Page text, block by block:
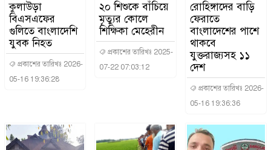
কুলাউড়া
বিএসএফের
গুলিতে বাংলাদেশি
যুবক নিহত
প্রকাশের তারিখঃ 2026-
05-16 19:36:28
২০ শিশুকে বাঁচিয়ে
মৃত্যুর কোলে
শিক্ষিকা মেহেরীন
প্রকাশের তারিখঃ 2025-
07-22 07:03:12
রোহিঙ্গাদের বাড়ি
ফেরাতে
বাংলাদেশের পাশে
থাকবে
যুক্তরাজ্যসহ ১১
দেশ
প্রকাশের তারিখঃ 2026-
05-16 19:36:36